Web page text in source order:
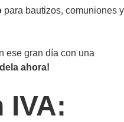
para bautizos, comuniones y
ese gran día con una
ahora!
IVA: